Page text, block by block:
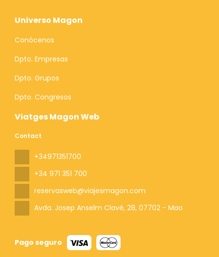
Viatges Magon Web
Contact
+34971351700
+34 971 351 700
reservasweb@viajesmagon.com
Avda. Josep Anselm Clavé, 28, 07702 - Mao
Pago seguro
Universo Magon
Conócenos
Dpto. Empresas
Dpto. Grupos
Dpto. Congresos